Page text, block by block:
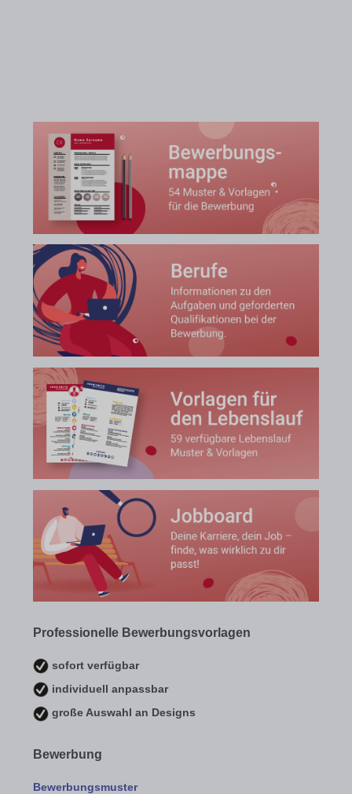
Professionelle Bewerbungsvorlagen
sofort verfügbar
individuell anpassbar
große Auswahl an Designs
Bewerbung
Bewerbungsmuster